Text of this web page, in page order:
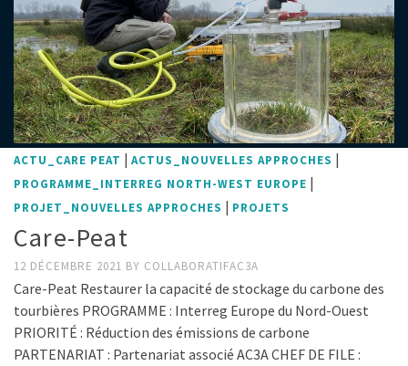
ACTU_CARE PEAT | ACTUS_NOUVELLES APPROCHES |
PROGRAMME_INTERREG NORTH-WEST EUROPE |
PROJET_NOUVELLES APPROCHES | PROJETS
Care-Peat
12 DÉCEMBRE 2021 BY COLLABORATIFAC3A
Care-Peat Restaurer la capacité de stockage du carbone des
tourbières PROGRAMME : Interreg Europe du Nord-Ouest
PRIORITÉ : Réduction des émissions de carbone
PARTENARIAT : Partenariat associé AC3A CHEF DE FILE :